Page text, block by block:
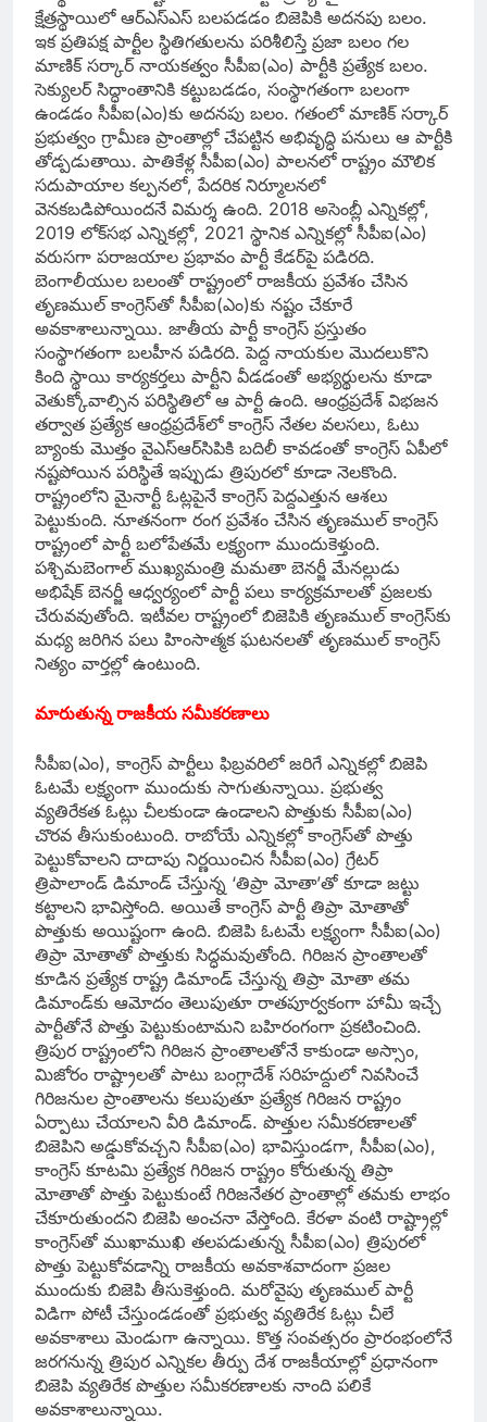
క్షేత్రస్థాయిలో ఆర్‌ఎస్‌ఎస్‌ బలపడడం బిజెపికి అదనపు బలం.
ఇక ప్రతిపక్ష పార్టీల స్థితిగతులను పరిశీలిస్తే ప్రజా బలం గల
మాణిక్‌ సర్కార్‌ నాయకత్వం సీపీఐ(ఎం) పార్టీకి ప్రత్యేక బలం.
సెక్యులర్‌ సిద్ధాంతానికి కట్టుబడడం, సంస్థాగతంగా బలంగా
ఉండడం సీపీఐ(ఎం)కు అదనపు బలం. గతంలో మాణిక్‌ సర్కార్‌
ప్రభుత్వం గ్రామీణ ప్రాంతాల్లో చేపట్టిన అభివృద్ధి పనులు ఆ పార్టీకి
తోడ్పడుతాయి. పాతికేళ్ల సీపీఐ(ఎం) పాలనలో రాష్ట్రం మౌలిక
సదుపాయాల కల్పనలో, పేదరిక నిర్మూలనలో
వెనకబడిపోయిందనే విమర్శ ఉంది. 2018 అసెంబ్లీ ఎన్నికల్లో,
2019 లోక్‌సభ ఎన్నికల్లో, 2021 స్థానిక ఎన్నికల్లో సీపీఐ(ఎం)
వరుసగా పరాజయాల ప్రభావం పార్టీ కేడర్‌పై పడిరది.
బెంగాలీయుల బలంతో రాష్ట్రంలో రాజకీయ ప్రవేశం చేసిన
తృణముల్‌ కాంగ్రెస్‌తో సీపీఐ(ఎం)కు నష్టం చేకూరే
అవకాశాలున్నాయి. జాతీయ పార్టీ కాంగ్రెస్‌ ప్రస్తుతం
సంస్థాగతంగా బలహీన పడిరది. పెద్ద నాయకుల మొదలుకొని
కింది స్థాయి కార్యకర్తలు పార్టీని వీడడంతో అభ్యర్థులను కూడా
వెతుక్కోవాల్సిన పరిస్థితిలో ఆ పార్టీ ఉంది. ఆంధ్రప్రదేశ్‌ విభజన
తర్వాత ప్రత్యేక ఆంధ్రప్రదేశ్‌లో కాంగ్రెస్‌ నేతల వలసలు, ఓటు
బ్యాంకు మొత్తం వైఎస్‌ఆర్‌సిపికి బదిలీ కావడంతో కాంగ్రెస్‌ ఏపీలో
నష్టపోయిన పరిస్థితే ఇప్పుడు త్రిపురలో కూడా నెలకొంది.
రాష్ట్రంలోని మైనార్టీ ఓట్లపైనే కాంగ్రెస్‌ పెద్దఎత్తున ఆశలు
పెట్టుకుంది. నూతనంగా రంగ ప్రవేశం చేసిన తృణముల్‌ కాంగ్రెస్‌
రాష్ట్రంలో పార్టీ బలోపేతమే లక్ష్యంగా ముందుకెళ్తుంది.
పశ్చిమబెంగాల్‌ ముఖ్యమంత్రి మమతా బెనర్జీ మేనల్లుడు
అభిషేక్‌ బెనర్జీ ఆధ్వర్యంలో పార్టీ పలు కార్యక్రమాలతో ప్రజలకు
చేరువవుతోంది. ఇటీవల రాష్ట్రంలో బిజెపికి తృణముల్‌ కాంగ్రెస్‌కు
మధ్య జరిగిన పలు హింసాత్మక ఘటనలతో తృణముల్‌ కాంగ్రెస్‌
నిత్యం వార్తల్లో ఉంటుంది.
మారుతున్న రాజకీయ సమీకరణాలు
సీపీఐ(ఎం), కాంగ్రెస్‌ పార్టీలు ఫిబ్రవరిలో జరిగే ఎన్నికల్లో బిజెపి
ఓటమే లక్ష్యంగా ముందుకు సాగుతున్నాయి. ప్రభుత్వ
వ్యతిరేకత ఓట్లు చీలకుండా ఉండాలని పొత్తుకు సీపీఐ(ఎం)
చొరవ తీసుకుంటుంది. రాబోయే ఎన్నికల్లో కాంగ్రెస్‌తో పొత్తు
పెట్టుకోవాలని దాదాపు నిర్ణయించిన సీపీఐ(ఎం) గ్రేటర్‌
త్రిపాలాండ్‌ డిమాండ్‌ చేస్తున్న ‘తిప్రా మోతా’తో కూడా జట్టు
కట్టాలని భావిస్తోంది. అయితే కాంగ్రెస్‌ పార్టీ తిప్రా మోతాతో
పొత్తుకు అయిష్టంగా ఉంది. బిజెపి ఓటమే లక్ష్యంగా సీపీఐ(ఎం)
తిప్రా మోతాతో పొత్తుకు సిద్ధమవుతోంది. గిరిజన ప్రాంతాలతో
కూడిన ప్రత్యేక రాష్ట్ర డిమాండ్‌ చేస్తున్న తిప్రా మోతా తమ
డిమాండ్‌కు ఆమోదం తెలుపుతూ రాతపూర్వకంగా హామీ ఇచ్చే
పార్టీతోనే పొత్తు పెట్టుకుంటామని బహిరంగంగా ప్రకటించింది.
త్రిపుర రాష్ట్రంలోని గిరిజన ప్రాంతాలతోనే కాకుండా అస్సాం,
మిజోరం రాష్ట్రాలతో పాటు బంగ్లాదేశ్‌ సరిహద్దులో నివసించే
గిరిజనుల ప్రాంతాలను కలుపుతూ ప్రత్యేక గిరిజన రాష్ట్రం
ఏర్పాటు చేయాలని వీరి డిమాండ్‌. పొత్తుల సమీకరణాలతో
బిజెపిని అడ్డుకోవచ్చని సీపీఐ(ఎం) భావిస్తుండగా, సీపీఐ(ఎం),
కాంగ్రెస్‌ కూటమి ప్రత్యేక గిరిజన రాష్ట్రం కోరుతున్న తిప్రా
మోతాతో పొత్తు పెట్టుకుంటే గిరిజనేతర ప్రాంతాల్లో తమకు లాభం
చేకూరుతుందని బిజెపి అంచనా వేస్తోంది. కేరళా వంటి రాష్ట్రాల్లో
కాంగ్రెస్‌తో ముఖాముఖి తలపడుతున్న సీపీఐ(ఎం) త్రిపురలో
పొత్తు పెట్టుకోవడాన్ని రాజకీయ అవకాశవాదంగా ప్రజల
ముందుకు బిజెపి తీసుకెళ్తుంది. మరోవైపు తృణముల్‌ పార్టీ
విడిగా పోటీ చేస్తుండడంతో ప్రభుత్వ వ్యతిరేక ఓట్లు చీలే
అవకాశాలు మెండుగా ఉన్నాయి. కొత్త సంవత్సరం ప్రారంభంలోనే
జరగనున్న త్రిపుర ఎన్నికల తీర్పు దేశ రాజకీయాల్లో ప్రధానంగా
బిజెపి వ్యతిరేక పొత్తుల సమీకరణాలకు నాంది పలికే
అవకాశాలున్నాయి.